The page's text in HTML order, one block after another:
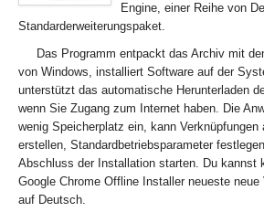
Engine, einer Reihe von
Standarderweiterungspaket.
Das Programm entpackt das Archiv mit
von Windows, installiert Software auf der
unterstützt das automatische Herunterladen
wenn Sie Zugang zum Internet haben. Die
wenig Speicherplatz ein, kann Verknüpfungen
erstellen, Standardbetriebsparameter
Abschluss der Installation starten. Du kannst
Google Chrome Offline Installer neueste
auf Deutsch.